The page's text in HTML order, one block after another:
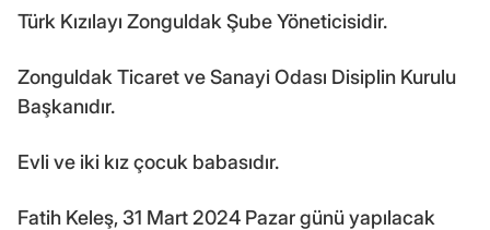
Türk Kızılayı Zonguldak Şube Yöneticisidir.
Zonguldak Ticaret ve Sanayi Odası Disiplin Kurulu
Başkanıdır.
Evli ve iki kız çocuk babasıdır.
Fatih Keleş, 31 Mart 2024 Pazar günü yapılacak